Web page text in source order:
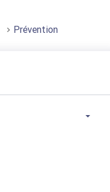
Prévention